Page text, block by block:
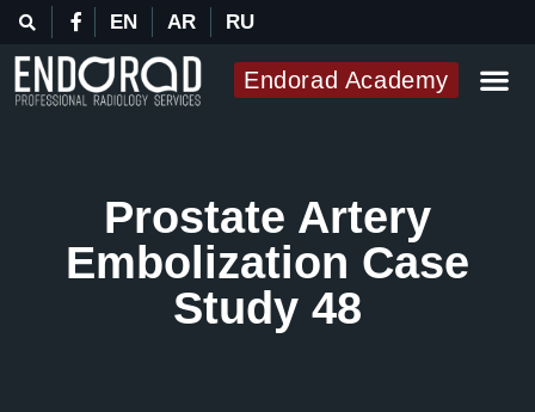
RU
AR
EN
Endorad Academy
Prostate Artery
Embolization Case
Study 48